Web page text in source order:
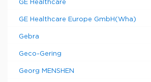
GE Healthcare
GE Healthcare Europe GmbH(Wha)
Gebra
Geco-Gering
Georg MENSHEN